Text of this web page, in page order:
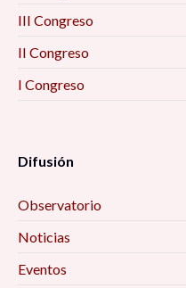
III Congreso
II Congreso
I Congreso
Difusión
Observatorio
Noticias
Eventos